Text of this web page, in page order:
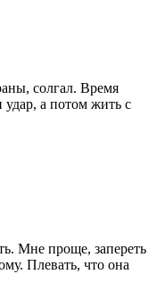
солгал. Время
удар, а потом жить с
Мне проще, запереть
Плевать, что она